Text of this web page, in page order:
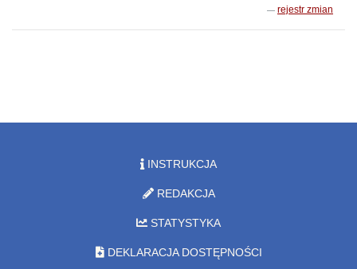
rejestr zmian
INSTRUKCJA
REDAKCJA
STATYSTYKA
DEKLARACJA DOSTĘPNOŚCI